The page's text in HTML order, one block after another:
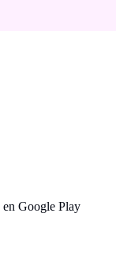
en Google Play